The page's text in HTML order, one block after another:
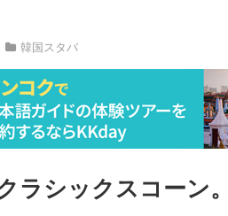
韓国スタバ
ラシックスコーン。